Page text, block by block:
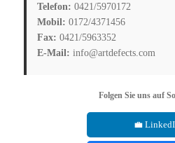
Telefon: 0421/5970172
Mobil: 0172/4371456
Fax: 0421/5963352
E-Mail: info@artdefects.com
Folgen Sie uns auf
💼